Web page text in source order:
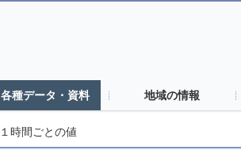
各種データ・資料 地域の情報
１時間ごとの値